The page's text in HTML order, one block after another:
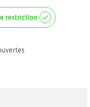
restriction